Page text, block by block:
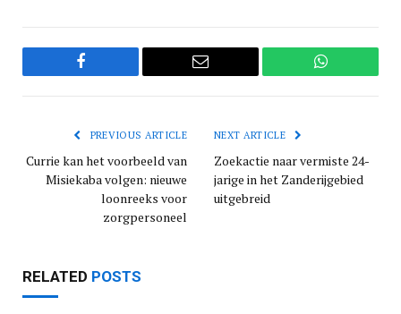
Facebook Email WhatsApp
PREVIOUS ARTICLE
Currie kan het voorbeeld van
Misiekaba volgen: nieuwe
loonreeks voor
zorgpersoneel
NEXT ARTICLE
Zoekactie naar vermiste 24-
jarige in het Zanderijgebied
uitgebreid
RELATED POSTS